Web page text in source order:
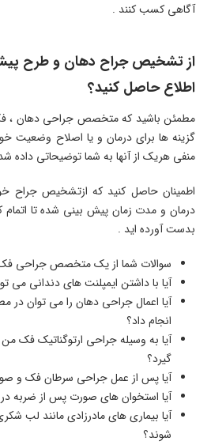
آگاهی کسب کنند .
از تشخیص جراح دهان و طرح
اطلاع حاصل کنید؟
مطمئن باشید که متخصص جراحی دهان ،
گزینه ها برای درمان و یا اصلاح وضعیت
منفی هریک از آنها به شما توضیحاتی داده
اطمینان حاصل کنید که ازتشخیص جراح
درمان و مدت زمان پیش بینی شده تا
بدست آورده اید .
سوالات شما از یک متخصص جراحی
آیا با داشتن ایمپلنت های دندانی می
آیا اعمال جراحی دهان را می توان
انجام داد؟
آیا به وسیله جراحی ارتوگناتیک فک
گیرد؟
آیا پس از عمل جراحی سرطان فک و
آیا استخوان های صورت پس از ضربه
آیا بیماری های مادرزادی مانند لب
شوند؟